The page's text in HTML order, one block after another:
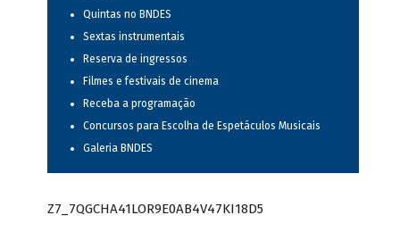
Quintas no BNDES
Sextas instrumentais
Reserva de ingressos
Filmes e festivais de cinema
Receba a programação
Concursos para Escolha de Espetáculos Musicais
Galeria BNDES
Z7_7QGCHA41LOR9E0AB4V47KI18D5